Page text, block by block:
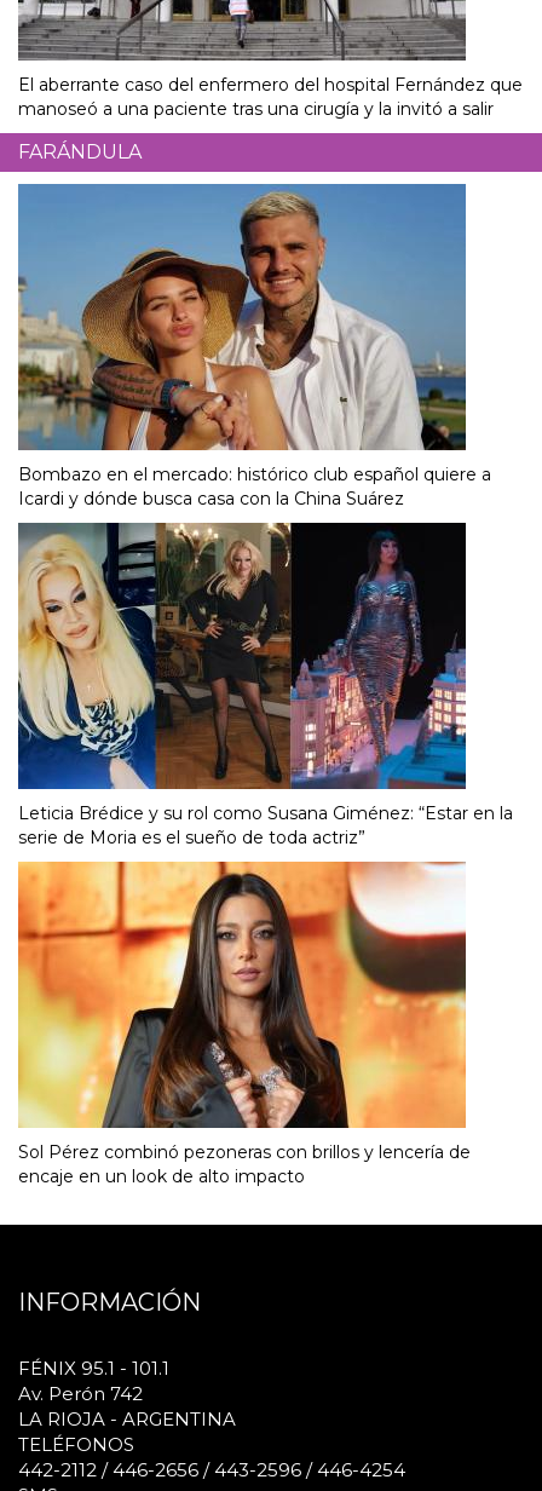
El aberrante caso del enfermero del hospital Fernández que
manoseó a una paciente tras una cirugía y la invitó a salir
FARÁNDULA
Bombazo en el mercado: histórico club español quiere a
Icardi y dónde busca casa con la China Suárez
Leticia Brédice y su rol como Susana Giménez: “Estar en la
serie de Moria es el sueño de toda actriz”
Sol Pérez combinó pezoneras con brillos y lencería de
encaje en un look de alto impacto
INFORMACIÓN
FÉNIX 95.1 - 101.1
Av. Perón 742
LA RIOJA - ARGENTINA
TELÉFONOS
442-2112 / 446-2656 / 443-2596 / 446-4254